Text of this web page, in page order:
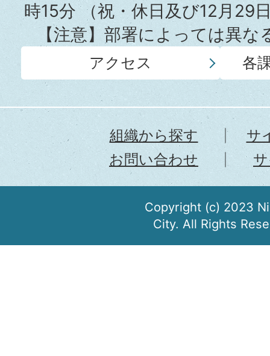
時15分（祝・休日及び12月29
【注意】部署によっては異
アクセス 各
組織から探す
サ
お問い合わせ
Copyright (c) 2023
City. All Rights